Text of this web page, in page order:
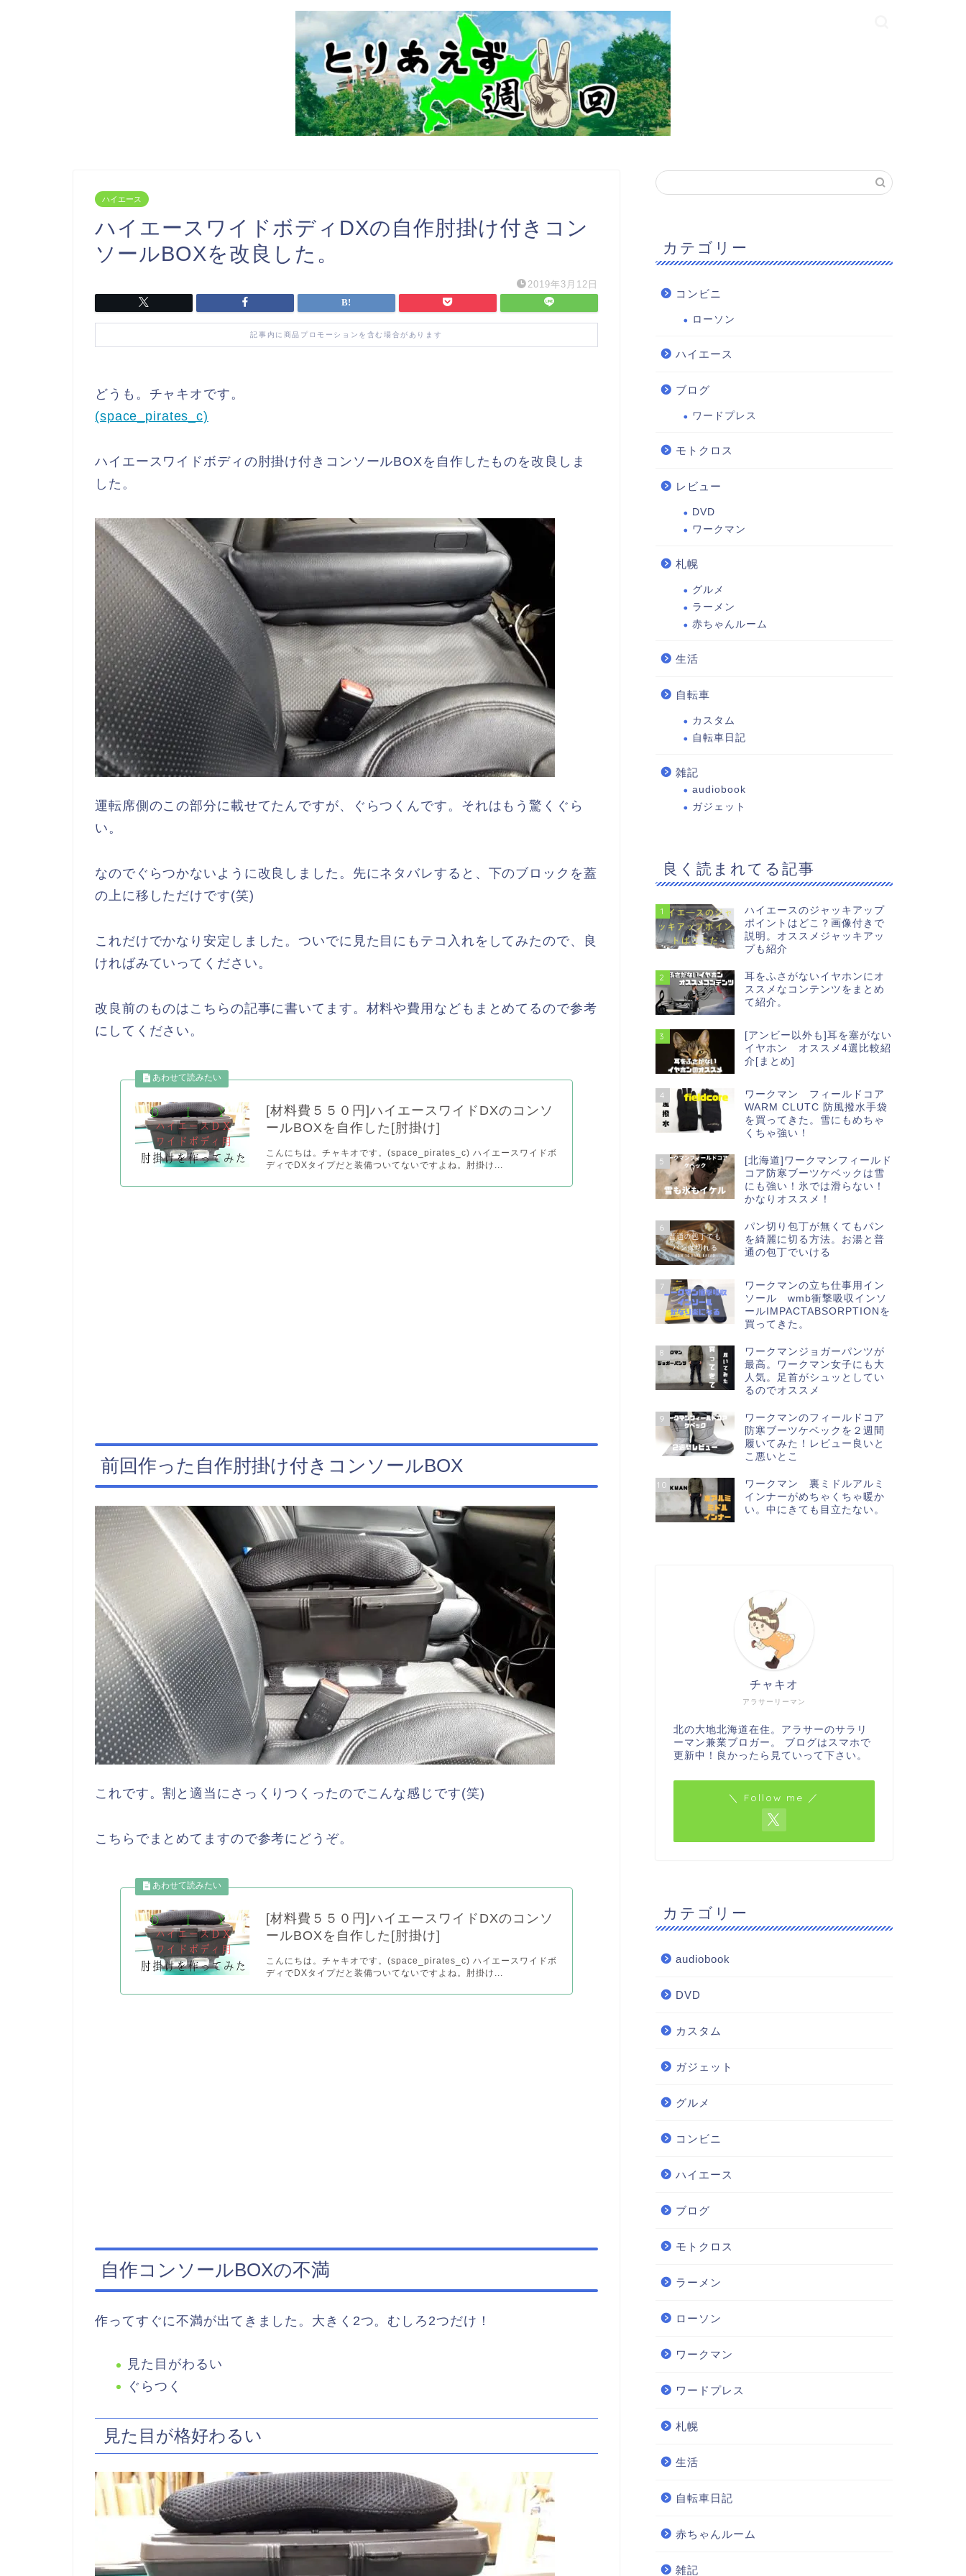
ハイエース
ハイエースワイドボディDXの自作肘掛け付きコン
ソールBOXを改良した。
2019年3月12日
記事内に商品プロモーションを含む場合があります
どうも。チャキオです。
(space_pirates_c)
ハイエースワイドボディの肘掛け付きコンソールBOXを自作したものを改良しま
した。
運転席側のこの部分に載せてたんですが、ぐらつくんです。それはもう驚くぐら
い。
なのでぐらつかないように改良しました。先にネタバレすると、下のブロックを蓋
の上に移しただけです(笑)
これだけでかなり安定しました。ついでに見た目にもテコ入れをしてみたので、良
ければみていってください。
改良前のものはこちらの記事に書いてます。材料や費用などもまとめてるので参考
にしてください。
[材料費５５０円]ハイエースワイドDXのコンソ
ールBOXを自作した[肘掛け]
こんにちは。チャキオです。(space_pirates_c) ハイエースワイドボ
ディでDXタイプだと装備ついてないですよね。肘掛け...
前回作った自作肘掛け付きコンソールBOX
これです。割と適当にさっくりつくったのでこんな感じです(笑)
こちらでまとめてますので参考にどうぞ。
[材料費５５０円]ハイエースワイドDXのコンソ
ールBOXを自作した[肘掛け]
こんにちは。チャキオです。(space_pirates_c) ハイエースワイドボ
ディでDXタイプだと装備ついてないですよね。肘掛け...
自作コンソールBOXの不満
作ってすぐに不満が出てきました。大きく2つ。むしろ2つだけ！
見た目がわるい
ぐらつく
見た目が格好わるい
カテゴリー
コンビニ
ローソン
ハイエース
ブログ
ワードプレス
モトクロス
レビュー
DVD
ワークマン
札幌
グルメ
ラーメン
赤ちゃんルーム
生活
自転車
カスタム
自転車日記
雑記
audiobook
ガジェット
良く読まれてる記事
1
ハイエースのジャッキアップ
ポイントはどこ？画像付きで
説明。オススメジャッキアッ
プも紹介
2
耳をふさがないイヤホンにオ
ススメなコンテンツをまとめ
て紹介。
3
[アンビー以外も]耳を塞がない
イヤホン オススメ4選比較紹
介[まとめ]
4
ワークマン フィールドコア
WARM CLUTC 防風撥水手袋
を買ってきた。雪にもめちゃ
くちゃ強い！
5
[北海道]ワークマンフィールド
コア防寒ブーツケベックは雪
にも強い！氷では滑らない！
かなりオススメ！
6
パン切り包丁が無くてもパン
を綺麗に切る方法。お湯と普
通の包丁でいける
7
ワークマンの立ち仕事用イン
ソール wmb衝撃吸収インソ
ールIMPACTABSORPTIONを
買ってきた。
8
ワークマンジョガーパンツが
最高。ワークマン女子にも大
人気。足首がシュッとしてい
るのでオススメ
9
ワークマンのフィールドコア
防寒ブーツケベックを２週間
履いてみた！レビュー良いと
こ悪いとこ
10
ワークマン 裏ミドルアルミ
インナーがめちゃくちゃ暖か
い。中にきても目立たない。
アラサーリーマン
チャキオ
北の大地北海道在住。アラサーのサラリ
ーマン兼業ブロガー。 ブログはスマホで
更新中！良かったら見ていって下さい。
＼ Follow me ／
カテゴリー
audiobook
DVD
カスタム
ガジェット
グルメ
コンビニ
ハイエース
ブログ
モトクロス
ラーメン
ローソン
ワークマン
ワードプレス
札幌
生活
自転車日記
赤ちゃんルーム
雑記